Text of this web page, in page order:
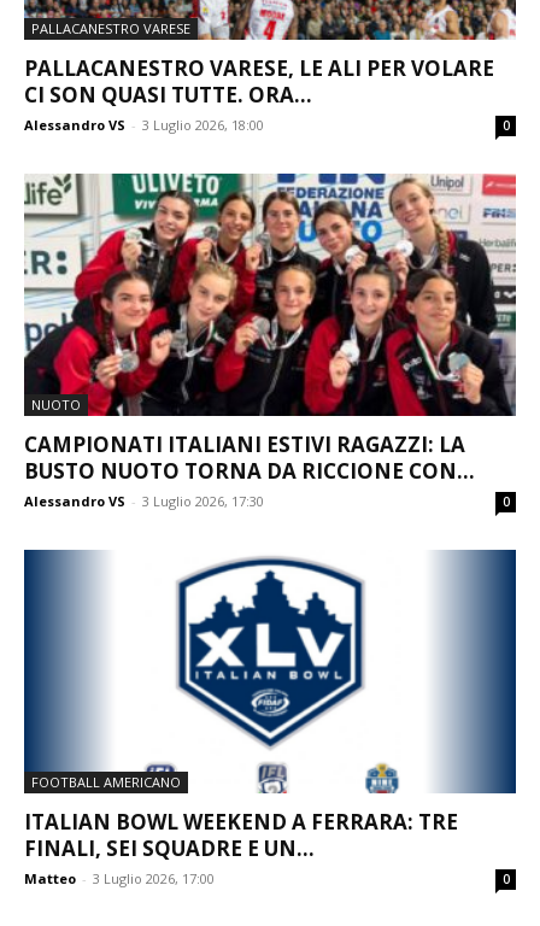
PALLACANESTRO VARESE
PALLACANESTRO VARESE, LE ALI PER VOLARE
CI SON QUASI TUTTE. ORA...
Alessandro VS - 3 Luglio 2026, 18:00 0
NUOTO
CAMPIONATI ITALIANI ESTIVI RAGAZZI: LA
BUSTO NUOTO TORNA DA RICCIONE CON...
Alessandro VS - 3 Luglio 2026, 17:30 0
FOOTBALL AMERICANO
ITALIAN BOWL WEEKEND A FERRARA: TRE
FINALI, SEI SQUADRE E UN...
Matteo - 3 Luglio 2026, 17:00 0